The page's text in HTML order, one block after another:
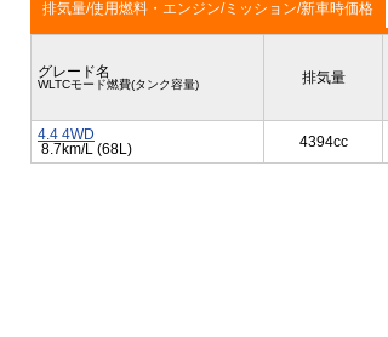
排気量/使用燃料・エンジン/ミッション/新車時価格
グレード名
WLTCモード燃費(タンク容量) 排気量
4.4 4WD
8.7km/L (68L)
4394cc